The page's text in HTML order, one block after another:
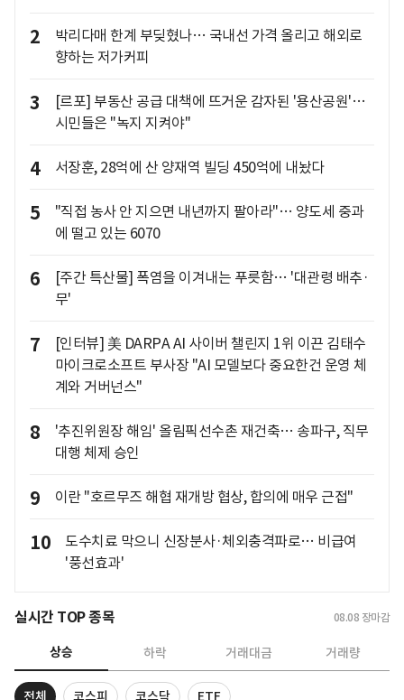
2
박리다매 한계 부딪혔나… 국내선 가격 올리고 해외로
향하는 저가커피
3
[르포] 부동산 공급 대책에 뜨거운 감자된 '용산공원'…
시민들은 "녹지 지켜야"
4 서장훈, 28억에 산 양재역 빌딩 450억에 내놨다
5
"직접 농사 안 지으면 내년까지 팔아라"… 양도세 중과
에 떨고 있는 6070
6
[주간 특산물] 폭염을 이겨내는 푸릇함… '대관령 배추·
무'
7
[인터뷰] 美 DARPA AI 사이버 챌린지 1위 이끈 김태수
마이크로소프트 부사장 "AI 모델보다 중요한건 운영 체
계와 거버넌스"
8
'추진위원장 해임' 올림픽선수촌 재건축… 송파구, 직무
대행 체제 승인
9 이란 "호르무즈 해협 재개방 협상, 합의에 매우 근접"
10
도수치료 막으니 신장분사·체외충격파로… 비급여
'풍선효과'
실시간 TOP 종목 08.08 장마감
상승 하락 거래대금 거래량
전체 코스피 코스닥 ETF